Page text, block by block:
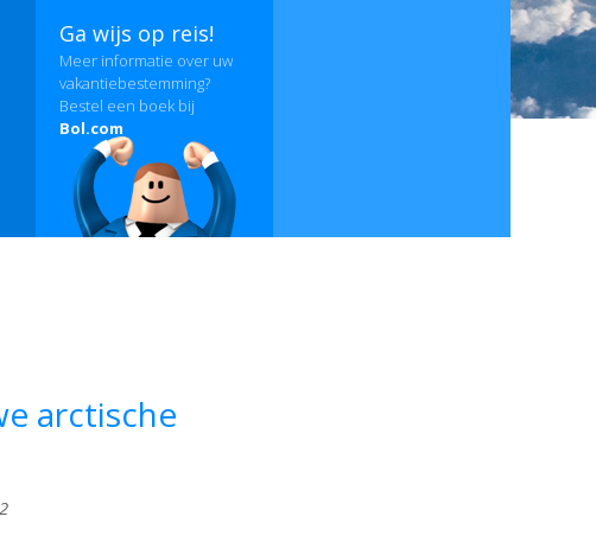
Ga wijs op reis!
Meer informatie over uw
vakantiebestemming?
Bestel een boek bij
Bol.com
arctische